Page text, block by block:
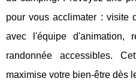
pour vous acclimater : visite
avec l'équipe d'animation,
randonnée accessibles.
maximise votre bien-être dès